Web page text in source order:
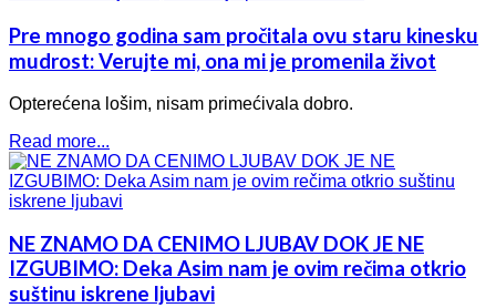
Pre mnogo godina sam pročitala ovu staru kinesku
mudrost: Verujte mi, ona mi je promenila život
Opterećena lošim, nisam primećivala dobro.
Read more...
NE ZNAMO DA CENIMO LJUBAV DOK JE NE
IZGUBIMO: Deka Asim nam je ovim rečima otkrio
suštinu iskrene ljubavi